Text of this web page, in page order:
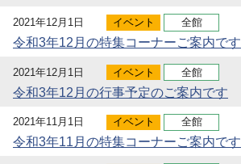
2021年12月1日 イベント 全館
令和3年12月の特集コーナーご案内です
2021年12月1日 イベント 全館
令和3年12月の行事予定のご案内です
2021年11月1日 イベント 全館
令和3年11月の特集コーナーご案内です